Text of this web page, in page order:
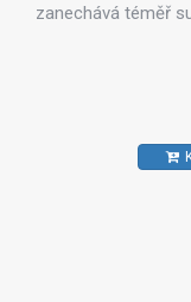
zanechává téměř